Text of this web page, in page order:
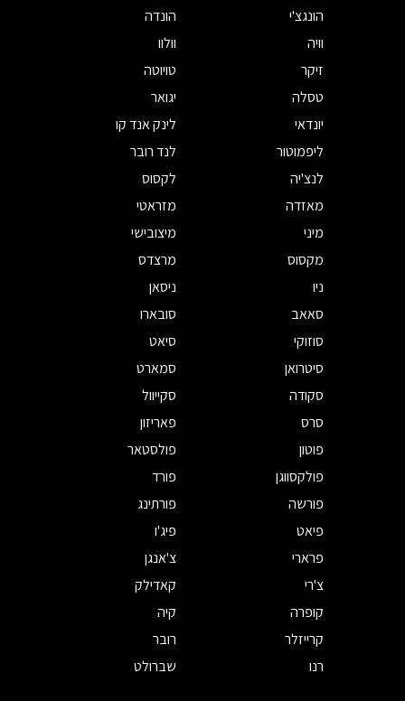
הונגצ'י
הונדה
וויה
וולוו
זיקר
טויוטה
טסלה
יגואר
יונדאי
לינק אנד קו
ליפמוטור
לנד רובר
לנצ'יה
לקסוס
מאזדה
מזראטי
מיני
מיצובישי
מקסוס
מרצדס
ניו
ניסאן
סאאב
סובארו
סוזוקי
סיאט
סיטרואן
סמארט
סקודה
סקייוול
סרס
פאריזון
פוטון
פולסטאר
פולקסווגן
פורד
פורשה
פורתינג
פיאט
פיג'ו
פרארי
צ'אנגן
צ'רי
קאדילק
קופרה
קיה
קרייזלר
רובר
רנו
שברולט